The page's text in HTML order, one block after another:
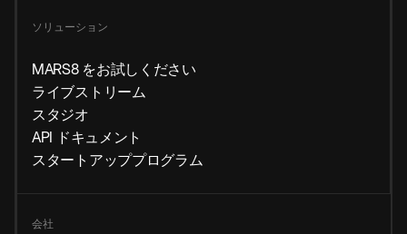
ソリューション
MARS8 をお試しください
ライブストリーム
スタジオ
API ドキュメント
スタートアッププログラム
会社